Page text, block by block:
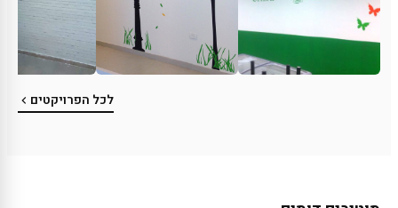
לכל הפרויקטים